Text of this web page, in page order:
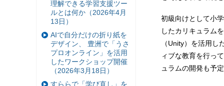
初級向けとして小
したカリキュラム
（Unity）を活用
ィブな教育を行っ
ュラムの開発も予
理解できる学習支援ツー
ルとは何か（2026年4月
13日）
AIで自分だけの折り紙を
デザイン、 豊洲で「うさ
プロオンライン」を活用
したワークショップ開催
（2026年3月18日）
すららで「学び直し」を